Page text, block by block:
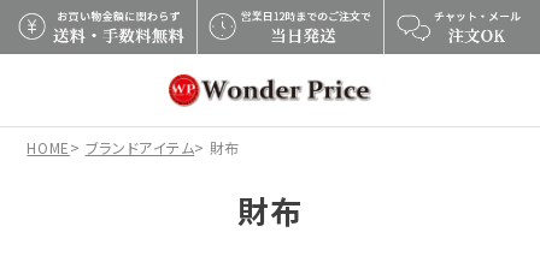
×
HOME ブランドアイテム 財布
財布